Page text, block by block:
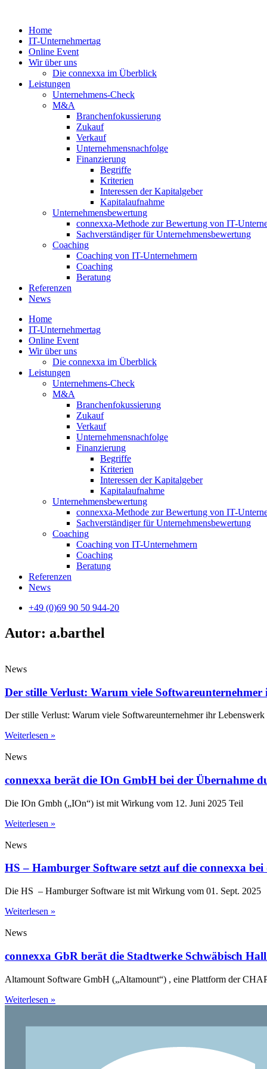
springenHome
IT-Unternehmertag
Online Event
Wir über uns
Die connexxa im Überblick
Leistungen
Unternehmens-Check
M&A
Branchenfokussierung
Zukauf
Verkauf
Unternehmensnachfolge
Finanzierung
Begriffe
Kriterien
Interessen der Kapitalgeber
Kapitalaufnahme
Unternehmensbewertung
connexxa-Methode zur Bewertung von IT-
Sachverständiger für Unternehmensbewertung
Coaching
Coaching von IT-Unternehmern
Coaching
Beratung
Referenzen
News
Home
IT-Unternehmertag
Online Event
Wir über uns
Die connexxa im Überblick
Leistungen
Unternehmens-Check
M&A
Branchenfokussierung
Zukauf
Verkauf
Unternehmensnachfolge
Finanzierung
Begriffe
Kriterien
Interessen der Kapitalgeber
Kapitalaufnahme
Unternehmensbewertung
connexxa-Methode zur Bewertung von IT-
Sachverständiger für Unternehmensbewertung
Coaching
Coaching von IT-Unternehmern
Coaching
Beratung
Referenzen
News
+49 (0)69 90 50 944-20
Autor: a.barthel
News
Der stille Verlust: Warum viele
Der stille Verlust: Warum viele Softwareunternehmer ihr
Weiterlesen »
News
connexxa berät die IOn GmbH bei der Übernahme
Die IOn Gmbh („IOn“) ist mit Wirkung vom 12. Juni 2025 Teil
Weiterlesen »
News
HS – Hamburger Software setzt auf die connexxa
Die HS – Hamburger Software ist mit Wirkung vom 01. Sept. 2025
Weiterlesen »
News
connexxa GbR berät die Stadtwerke Schwäbisch
Altamount Software GmbH („Altamount“) , eine Plattform der
Weiterlesen »